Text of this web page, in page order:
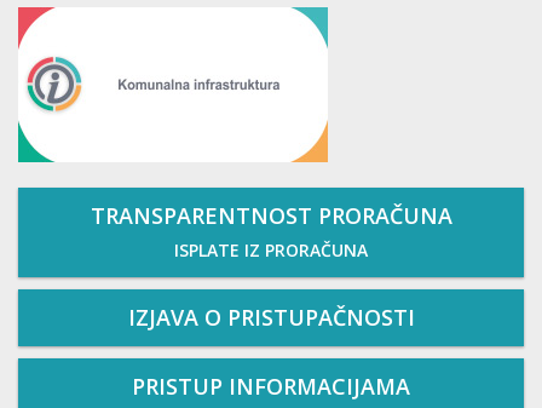
TRANSPARENTNOST PRORAČUNA
ISPLATE IZ PRORAČUNA
IZJAVA O PRISTUPAČNOSTI
PRISTUP INFORMACIJAMA